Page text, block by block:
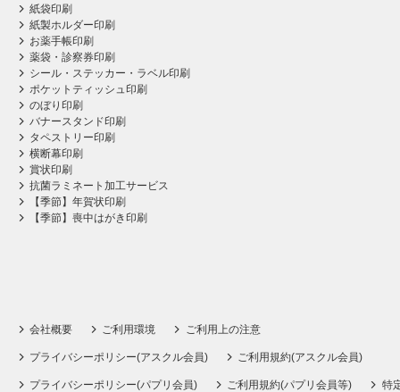
紙袋印刷
紙製ホルダー印刷
お薬手帳印刷
薬袋・診察券印刷
シール・ステッカー・ラベル印刷
ポケットティッシュ印刷
のぼり印刷
バナースタンド印刷
タペストリー印刷
横断幕印刷
賞状印刷
抗菌ラミネート加工サービス
【季節】年賀状印刷
【季節】喪中はがき印刷
会社概要 ご利用環境 ご利用上の注意
プライバシーポリシー(アスクル会員) ご利用規約(アスクル会員)
プライバシーポリシー(パプリ会員) ご利用規約(パプリ会員等) 特